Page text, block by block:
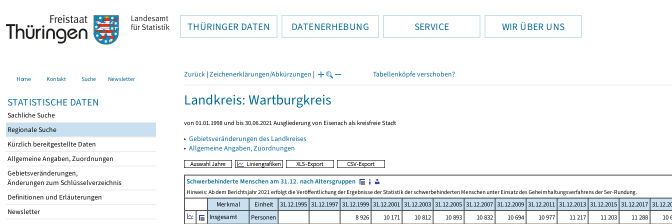
THÜRINGER DATEN DATENERHEBUNG SERVICE WIR ÜBER UNS
Home Kontakt Suche Newsletter
STATISTISCHE DATEN
Sachliche Suche
Regionale Suche
Kürzlich bereitgestellte Daten
Allgemeine Angaben, Zuordnungen
Gebietsveränderungen,
Änderungen zum Schlüsselverzeichnis
Definitionen und Erläuterungen
Newsletter
Zurück | Zeichenerklärungen/Abkürzungen | Tabellenköpfe verschoben?
Landkreis: Wartburgkreis
von 01.01.1998 und bis 30.06.2021 Ausgliederung von Eisenach als kreisfreie Stadt
▸ Gebietsveränderungen des Landkreises
▸ Allgemeine Angaben, Zuordnungen
Schwerbehinderte Menschen am 31.12. nach Altersgruppen
Hinweis: Ab dem Berichtsjahr 2021 erfolgt die Veröffentlichung der Ergebnisse der Statistik der schwerbehinderten Menschen unter Einsatz des Geheimhaltungsverfahrens der 5er-Rundung.
Merkmal Einheit 31.12.1995 31.12.1997 31.12.1999 31.12.2001 31.12.2003 31.12.2005 31.12.2007 31.12.2009 31.12.2011 31.12.2013 31.12.2015 31.12.2017
Insgesamt
Personen 8 926 10 171 10 812 10 893 10 832 10 694 10 977 11 217 11 203 11 288
10